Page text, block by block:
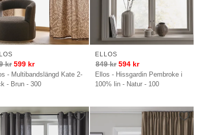
- Multibandslängd Kate 2-
- Brun - 300
kr 599 kr
Ellos - Hissgardin Pembroke i
100% lin - Natur - 100
ELLOS
849kr 594 kr